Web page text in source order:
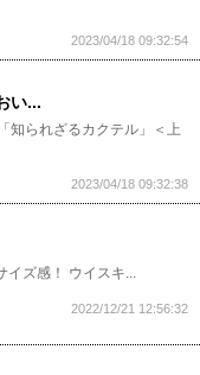
2023/04/18 09:32:54
い...
られざるカクテル」＜上
2023/04/18 09:32:38
ズ感！ ウイスキ...
2022/12/21 12:56:32